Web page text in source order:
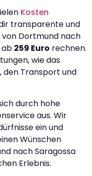
Kosten
transparente und
von Dortmund nach
ab 259 Euro rechnen.
wie das
den Transport und
durch hohe
aus. Wir
ein und
Wünschen
nach Saragossa
Erlebnis.